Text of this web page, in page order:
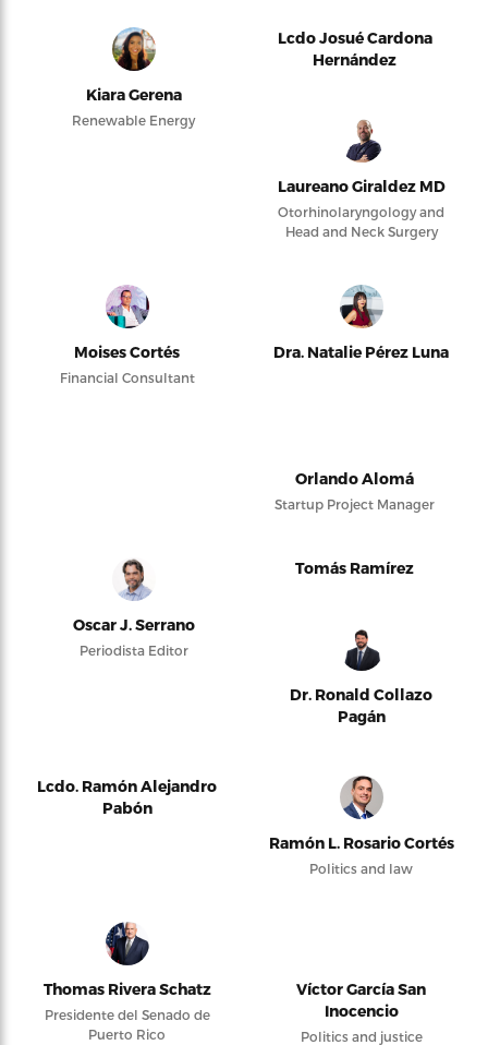
Kiara Gerena
Renewable Energy
Lcdo Josué Cardona
Hernández
Laureano Giraldez MD
Otorhinolaryngology and
Head and Neck Surgery
Moises Cortés
Financial Consultant
Dra. Natalie Pérez Luna
Orlando Alomá
Startup Project Manager
Oscar J. Serrano
Periodista Editor
Tomás Ramírez
Dr. Ronald Collazo
Pagán
Lcdo. Ramón Alejandro
Pabón
Ramón L. Rosario Cortés
Politics and law
Thomas Rivera Schatz
Presidente del Senado de
Puerto Rico
Víctor García San
Inocencio
Politics and justice